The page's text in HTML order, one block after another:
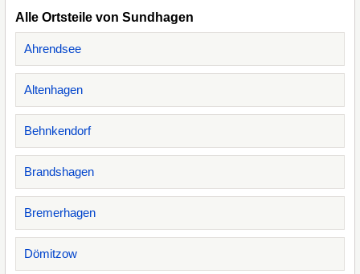
Alle Ortsteile von Sundhagen
Ahrendsee
Altenhagen
Behnkendorf
Brandshagen
Bremerhagen
Dömitzow